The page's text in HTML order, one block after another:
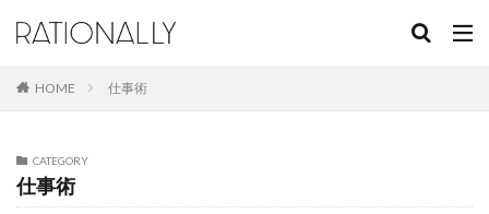
HOME 仕事術
CATEGORY
仕事術
タグ